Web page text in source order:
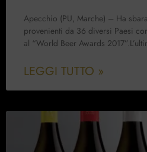
Apecchio (PU, Marche) – Ha
provenienti da 36 diversi Paesi
al “World Beer Awards
LEGGI TUTTO »